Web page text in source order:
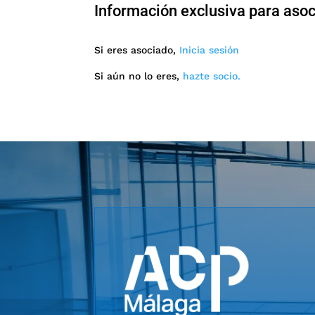
Información exclusiva para
Si eres asociado, Inicia sesión
Si aún no lo eres, hazte socio.